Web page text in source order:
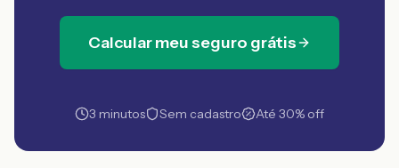
Calcular meu seguro grátis
3 minutos Sem cadastro Até 30% off